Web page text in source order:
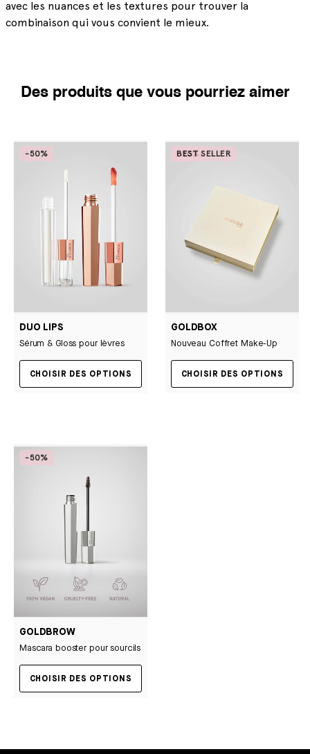
avec les nuances et les textures pour trouver la
combinaison qui vous convient le mieux.
Des produits que vous pourriez aimer
-50%
DUO LIPS
Sérum & Gloss pour lèvres
CHOISIR DES OPTIONS
-50%
BEST SELLER
GOLDBOX
Nouveau Coffret Make-Up
CHOISIR DES OPTIONS
-50%
GOLDBROW
Mascara booster pour sourcils
CHOISIR DES OPTIONS